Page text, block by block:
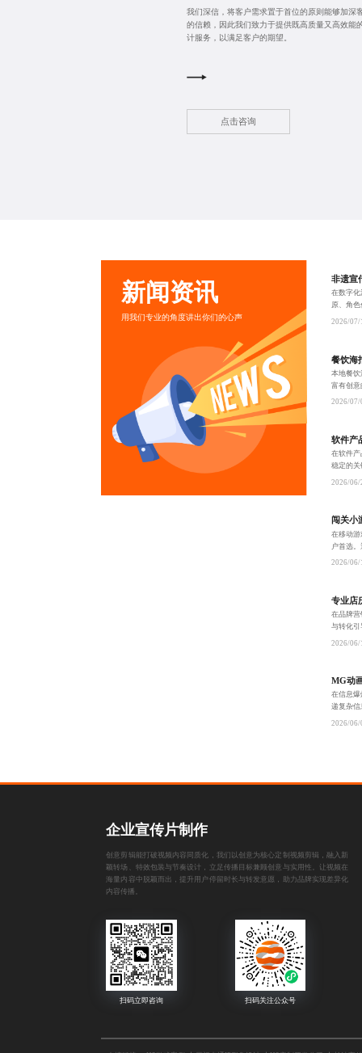
我们深信，将客户需求置于首位的原则能够加深
的信赖，因此我们致力于提供既高质量又高效能
计服务，以满足客户的期望。
点击咨询
新闻资讯
用我们专业的角度讲出你们的心声
非遗宣
在数字化
原、角
感与情感
2026/07/
餐饮海
本地餐饮
富有创意
化设计逻
2026/07/
软件产
在软件产
稳定的关
化价值等
2026/06/
闯关小
在移动游
户首选
快速上线
2026/06/
专业店
在品牌营
与转化引
2026/06/
MG动
在信息爆
递复杂信
用于企业
2026/06/
企业宣传片制作
创意剪辑能打破视频内容同质化，我们以创意为核心定制视频剪辑，融入新
颖转场、特效包装与节奏设计，立足传播目标兼顾创意与实用性。让视频在
海量内容中脱颖而出，提升用户停留时长与转发意愿，助力品牌实现差异化
内容传播。